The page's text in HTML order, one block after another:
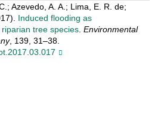
Azevedo, A. A.; Lima, E. R. de;
Induced flooding as
tree species. Environmental
, 139, 31–38.